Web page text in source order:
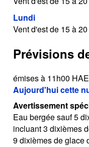
Lundi
Vent d'est de 15 à
Prévisions
émises à 11h00
Aujourd'hui cette
Avertissement
Eau bergée sauf 5
incluant 3 dixièmes
9 dixièmes de glace